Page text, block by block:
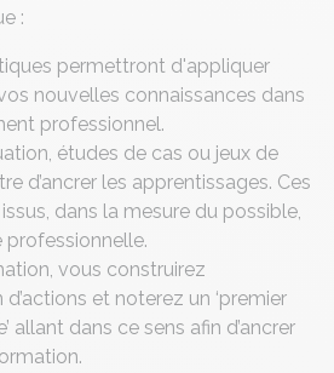
:
permettront d'appliquer
nouvelles connaissances dans
professionnel.
études de cas ou jeux de
d’ancrer les apprentissages. Ces
dans la mesure du possible,
vous construirez
et noterez un ‘premier
allant dans ce sens afin d’ancrer